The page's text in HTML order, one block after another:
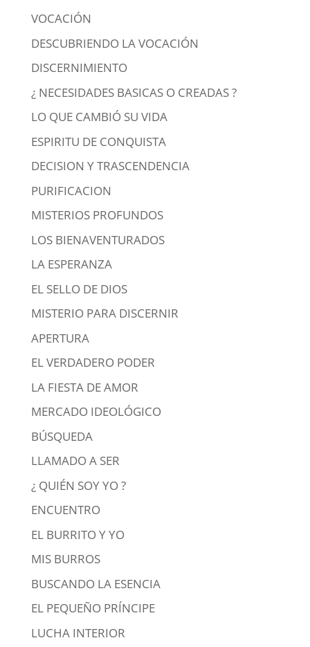
VOCACIÓN
DESCUBRIENDO LA VOCACIÓN
DISCERNIMIENTO
¿ NECESIDADES BASICAS O CREADAS ?
LO QUE CAMBIÓ SU VIDA
ESPIRITU DE CONQUISTA
DECISION Y TRASCENDENCIA
PURIFICACION
MISTERIOS PROFUNDOS
LOS BIENAVENTURADOS
LA ESPERANZA
EL SELLO DE DIOS
MISTERIO PARA DISCERNIR
APERTURA
EL VERDADERO PODER
LA FIESTA DE AMOR
MERCADO IDEOLÓGICO
BÚSQUEDA
LLAMADO A SER
¿ QUIÉN SOY YO ?
ENCUENTRO
EL BURRITO Y YO
MIS BURROS
BUSCANDO LA ESENCIA
EL PEQUEÑO PRÍNCIPE
LUCHA INTERIOR